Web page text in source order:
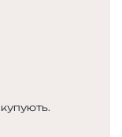
купують.